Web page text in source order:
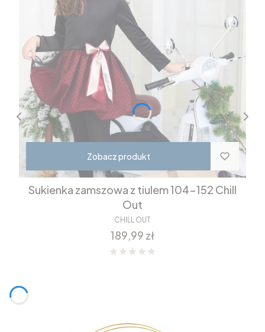
Zobacz produkt
Sukienka zamszowa z tiulem 104-152 Chill
Out
CHILL OUT
Cena
189,99 zł